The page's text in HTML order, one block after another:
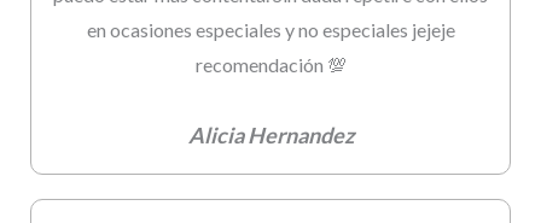
en ocasiones especiales y no especiales jejeje
recomendación 💯
Alicia Hernandez